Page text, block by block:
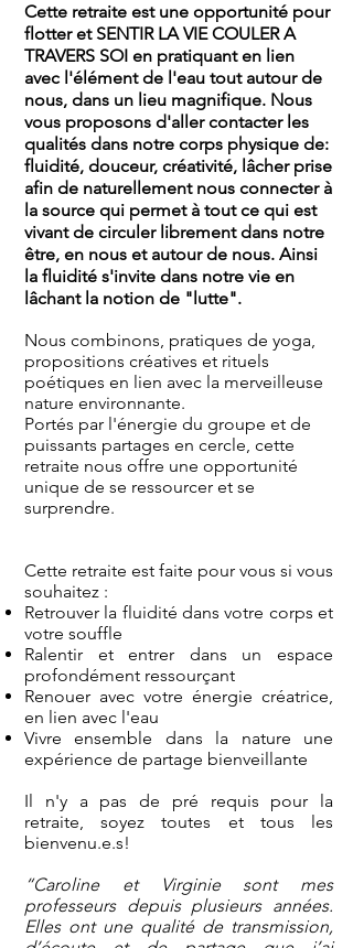
Cette retraite est une opportunité pour
flotter et SENTIR LA VIE COULER A
TRAVERS SOI en pratiquant en lien
avec l'élément de l'eau tout autour de
nous, dans un lieu magnifique. Nous
vous proposons d'aller contacter les
qualités dans notre corps physique de:
fluidité, douceur, créativité, lâcher prise
afin de naturellement nous connecter à
la source qui permet à tout ce qui est
vivant de circuler librement dans notre
être, en nous et autour de nous. Ainsi
la fluidité s'invite dans notre vie en
lâchant la notion de "lutte".
Nous combinons, pratiques de yoga,
propositions créatives et rituels
poétiques en lien avec la merveilleuse
nature environnante.
Portés par l'énergie du groupe et de
puissants partages en cercle, cette
retraite nous offre une opportunité
unique de se ressourcer et se
surprendre.
Cette retraite est faite pour vous si vous
souhaitez :
Retrouver la fluidité dans votre corps et
votre souffle
Ralentir et entrer dans un espace
profondément ressourçant
Renouer avec votre énergie créatrice,
en lien avec l'eau
Vivre ensemble dans la nature une
expérience de partage bienveillante
Il n'y a pas de pré requis pour la
retraite, soyez toutes et tous les
bienvenu.e.s!
“Caroline et Virginie sont mes
professeurs depuis plusieurs années.
Elles ont une qualité de transmission,